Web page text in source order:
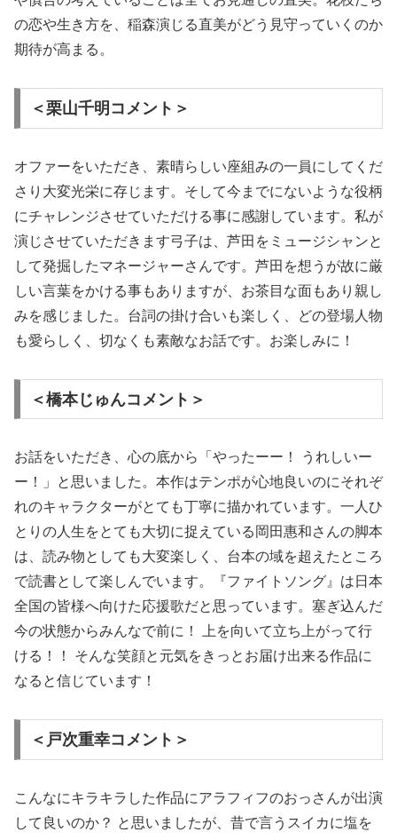
の恋や生き方を、稲森演じる直美がどう見守っていくのか
期待が高まる。
＜栗山千明コメント＞
オファーをいただき、素晴らしい座組みの一員にしてくだ
さり大変光栄に存じます。そして今までにないような役柄
にチャレンジさせていただける事に感謝しています。私が
演じさせていただきます弓子は、芦田をミュージシャンと
して発掘したマネージャーさんです。芦田を想うが故に厳
しい言葉をかける事もありますが、お茶目な面もあり親し
みを感じました。台詞の掛け合いも楽しく、どの登場人物
も愛らしく、切なくも素敵なお話です。お楽しみに！
＜橋本じゅんコメント＞
お話をいただき、心の底から「やったーー！ うれしいー
ー！」と思いました。本作はテンポが心地良いのにそれぞ
れのキャラクターがとても丁寧に描かれています。一人ひ
とりの人生をとても大切に捉えている岡田惠和さんの脚本
は、読み物としても大変楽しく、台本の域を超えたところ
で読書として楽しんでいます。『ファイトソング』は日本
全国の皆様へ向けた応援歌だと思っています。塞ぎ込んだ
今の状態からみんなで前に！ 上を向いて立ち上がって行
ける！！ そんな笑顔と元気をきっとお届け出来る作品に
なると信じています！
＜戸次重幸コメント＞
こんなにキラキラした作品にアラフィフのおっさんが出演
して良いのか？ と思いましたが、昔で言うスイカに塩を